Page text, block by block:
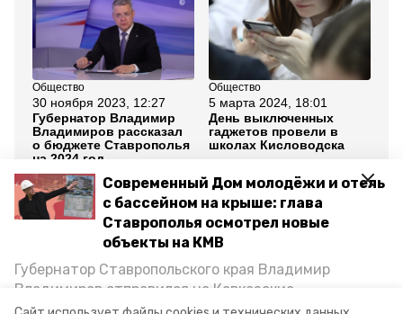
Современный Дом молодёжи и отель
с бассейном на крыше: глава
Ставрополья осмотрел новые
объекты на КМВ
Губернатор Ставропольского края Владимир
Владимиров отправился на Кавказские
Минеральные Воды, чтобы проинспектировать
Общество
30 ноября 2023, 12:27
Губернатор Владимир
Владимиров рассказал
о бюджете Ставрополья
на 2024 год
Общество
5 марта 2024, 18:01
День выключенных
гаджетов провели в
школах Кисловодска
Все новости